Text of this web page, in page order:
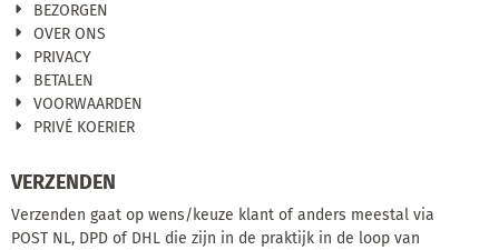
BEZORGEN
OVER ONS
PRIVACY
BETALEN
VOORWAARDEN
PRIVÉ KOERIER
VERZENDEN
Verzenden gaat op wens/keuze klant of anders meestal via
POST NL, DPD of DHL die zijn in de praktijk in de loop van